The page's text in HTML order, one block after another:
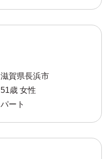
滋賀県長浜市
51歳 女性
パート